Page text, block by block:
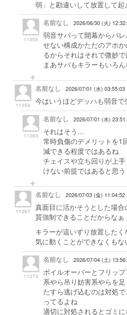
弱」と勘違いして放置して起
11355
名前なし 2026/06/30 (火)
弱音サバって開幕からバ
せない構成かただのアホ
るからそれはそれで微妙
まあサバもキラーもいろ
11359
名前なし 2026/07/01 (水) 03:55:03
今はいうほどデッハも弱音で
11363
名前なし 2026/07/01 (水)
それはそう…
常時負傷のデメリットを1
減できる程度ではあるね
チェイスや立ち回りが上
けない前提ではあると思う
11367
名前なし 2026/07/03 (金) 11:04:52
真面目に活かそうとした場
質強制できることだからなぁ
キラーが這いずり放置した
気に動くことができなくもな
11373
名前なし 2026/07/04 (土)
ボイルオーバーとフリッ
系やら吊り妨害系やらを
たすら逃げ込むのは対処
ってるよね
適切に対処されるとゴミ